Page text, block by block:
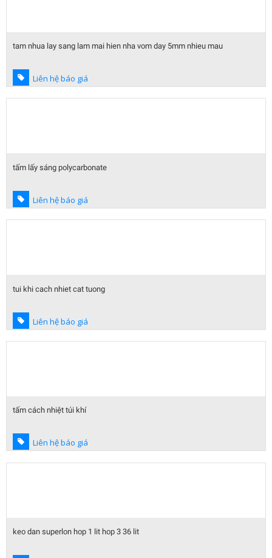
tam nhua lay sang lam mai hien nha vom day 5mm nhieu mau
Liên hệ báo giá
tấm lấy sáng polycarbonate
Liên hệ báo giá
tui khi cach nhiet cat tuong
Liên hệ báo giá
tấm cách nhiệt túi khí
Liên hệ báo giá
keo dan superlon hop 1 lit hop 3 36 lit